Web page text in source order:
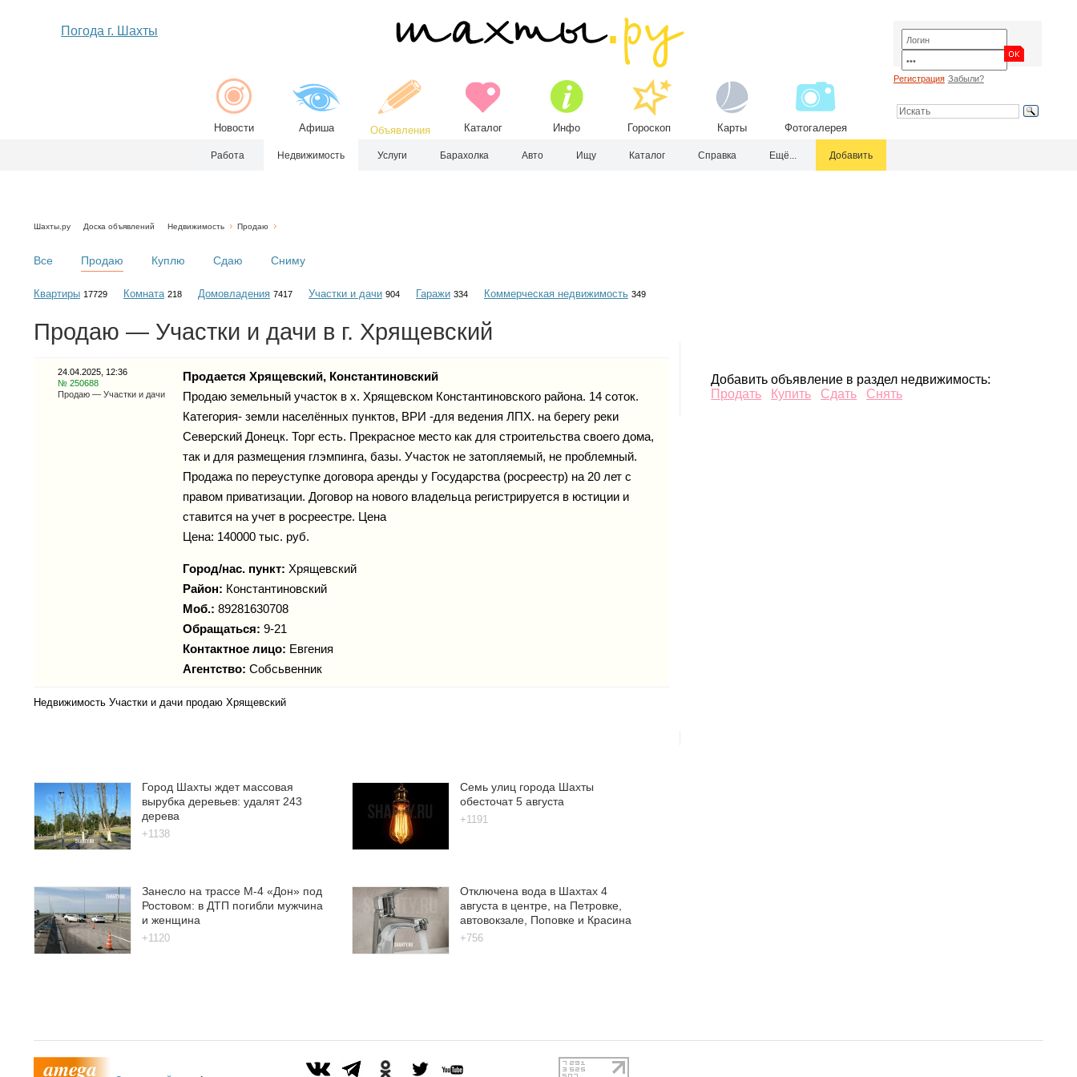
Погода г. Шахты
Новости Афиша Объявления Каталог Инфо Гороскоп Карты Фотогалерея
Регистрация Забыли?
Работа Недвижимость Услуги Барахолка Авто Ищу Каталог Справка Ещё... Добавить
Шахты.ру Доска объявлений Недвижимость Продаю
Все Продаю Куплю Сдаю Сниму
Квартиры 17729 Комната 218 Домовладения 7417 Участки и дачи 904 Гаражи 334 Коммерческая недвижимость 349
Продаю — Участки и дачи в г. Хрящевский
24.04.2025, 12:36
№ 250688
Продаю — Участки и дачи
Продается Хрящевский, Константиновский
Продаю земельный участок в х. Хрящевском Константиновского района. 14 соток.
Категория- земли населённых пунктов, ВРИ -для ведения ЛПХ. на берегу реки
Северский Донецк. Торг есть. Прекрасное место как для строительства своего дома,
так и для размещения глэмпинга, базы. Участок не затопляемый, не проблемный.
Продажа по переуступке договора аренды у Государства (росреестр) на 20 лет с
правом приватизации. Договор на нового владельца регистрируется в юстиции и
ставится на учет в росреестре. Цена
Цена: 140000 тыс. руб.
Город/нас. пункт: Хрящевский
Район: Константиновский
Моб.: 89281630708
Обращаться: 9-21
Контактное лицо: Евгения
Агентство: Собсьвенник
Недвижимость Участки и дачи продаю Хрящевский
Добавить объявление в раздел недвижимость:
Продать
Купить Сдать Снять
Город Шахты ждет массовая
вырубка деревьев: удалят 243
дерева
+1138
Семь улиц города Шахты
обесточат 5 августа
+1191
Занесло на трассе М-4 «Дон» под
Ростовом: в ДТП погибли мужчина
и женщина
+1120
Отключена вода в Шахтах 4
августа в центре, на Петровке,
автовокзале, Поповке и Красина
+756